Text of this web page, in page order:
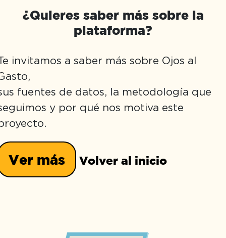
¿Quieres saber más sobre la
plataforma?
invitamos a saber más sobre Ojos al
fuentes de datos, la metodología que
y por qué nos motiva este
Ver más Volver al inicio